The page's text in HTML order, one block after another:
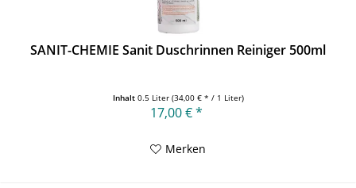
SANIT-CHEMIE Sanit Duschrinnen Reiniger 500ml
Inhalt 0.5 Liter (34,00 € * / 1 Liter)
17,00 € *
Merken